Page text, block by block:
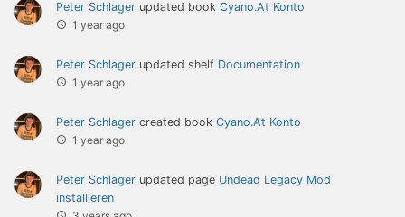
Peter Schlager updated book Cyano.At Konto
1 year ago
Peter Schlager updated shelf Documentation
1 year ago
Peter Schlager created book Cyano.At Konto
1 year ago
Peter Schlager updated page Undead Legacy Mod
installieren